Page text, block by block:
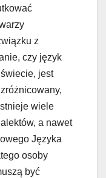
z
czy język
jest
wiele
a nawet
Języka
osoby
być